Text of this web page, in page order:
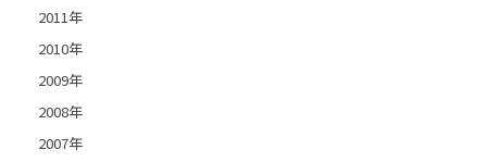
2011年
2010年
2009年
2008年
2007年